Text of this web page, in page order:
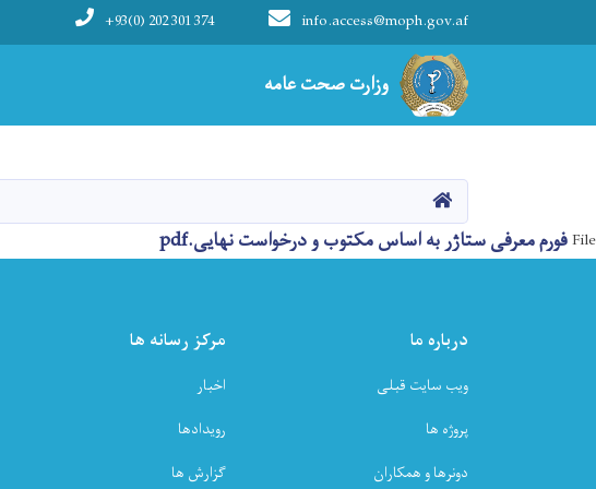
وزارت صحت عامه
info.access@moph.gov.af
+93(0) 202 301 374
Main navigation
وزارت صحت عامه
HOME
Fileفورم معرفی ستاژر به اساس مکتوب و درخواست نهایی.pdf
درباره ما
ویب سایت قبلی
پروژه ها
دونرها و همکاران
مرکز رسانه ها
اخبار
رویدادها
گزارش ها